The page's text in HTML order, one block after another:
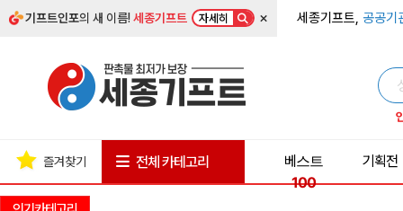
기프트인포의 새 이름!세종기프트 자세히 × 세종기프트, 공공기
즐겨찾기 전체 카테고리
베스트
100
기획전